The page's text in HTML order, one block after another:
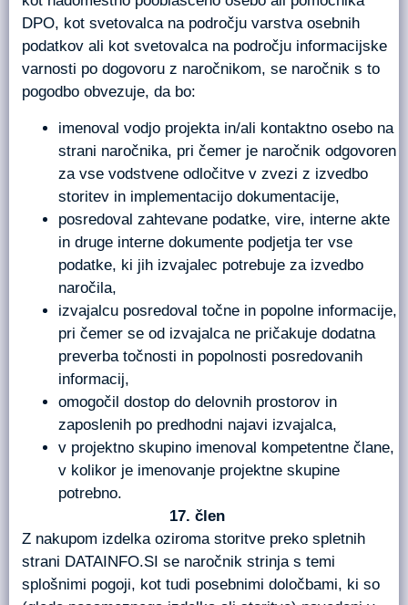
DPO, kot svetovalca na področju varstva osebnih
podatkov ali kot svetovalca na področju informacijske
varnosti po dogovoru z naročnikom, se naročnik s to
pogodbo obvezuje, da bo:
imenoval vodjo projekta in/ali kontaktno osebo na
strani naročnika, pri čemer je naročnik odgovoren
za vse vodstvene odločitve v zvezi z izvedbo
storitev in implementacijo dokumentacije,
posredoval zahtevane podatke, vire, interne akte
in druge interne dokumente podjetja ter vse
podatke, ki jih izvajalec potrebuje za izvedbo
naročila,
izvajalcu posredoval točne in popolne informacije,
pri čemer se od izvajalca ne pričakuje dodatna
preverba točnosti in popolnosti posredovanih
informacij,
omogočil dostop do delovnih prostorov in
zaposlenih po predhodni najavi izvajalca,
v projektno skupino imenoval kompetentne člane,
v kolikor je imenovanje projektne skupine
potrebno.
člen
Z nakupom izdelka oziroma storitve preko spletnih
strani DATAINFO.SI se naročnik strinja s temi
splošnimi pogoji, kot tudi posebnimi določbami, ki so